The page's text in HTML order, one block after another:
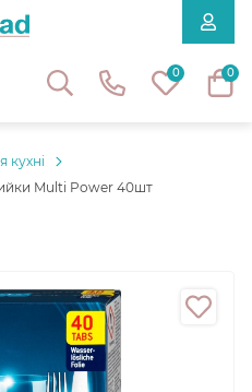
0 0
кухні
Multi Power 40шт